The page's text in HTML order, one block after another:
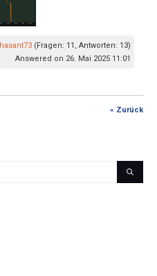
hasant73 (Fragen: 11, Antworten: 13)
Answered on 26. Mai 2025 11:01
« Zurück